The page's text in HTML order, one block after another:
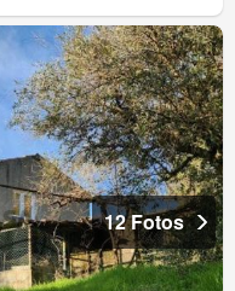
12 Fotos